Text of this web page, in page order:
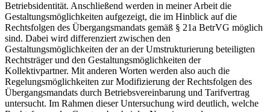
Betriebsidentität. Anschließend werden in meiner Arbeit die
Gestaltungsmöglichkeiten aufgezeigt, die im Hinblick auf die
Rechtsfolgen des Übergangsmandats gemäß § 21a BetrVG möglich
sind. Dabei wird differenziert zwischen den
Gestaltungsmöglichkeiten der an der Umstrukturierung beteiligten
Rechtsträger und den Gestaltungsmöglichkeiten der
Kollektivpartner. Mit anderen Worten werden also auch die
Regelungsmöglichkeiten zur Modifizierung der Rechtsfolgen des
Übergangsmandats durch Betriebsvereinbarung und Tarifvertrag
untersucht. Im Rahmen dieser Untersuchung wird deutlich, welche